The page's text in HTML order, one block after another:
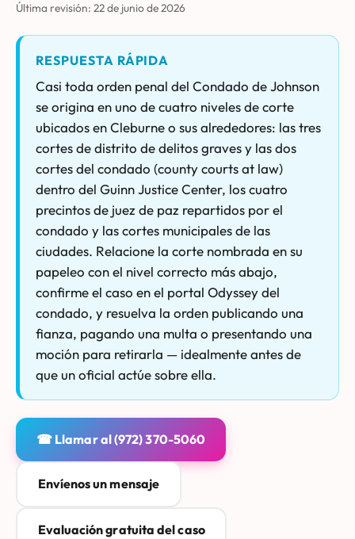
Última revisión: 22 de junio de 2026
RESPUESTA RÁPIDA
Casi toda orden penal del Condado de Johnson
se origina en uno de cuatro niveles de corte
ubicados en Cleburne o sus alrededores: las tres
cortes de distrito de delitos graves y las dos
cortes del condado (county courts at law)
dentro del Guinn Justice Center, los cuatro
precintos de juez de paz repartidos por el
condado y las cortes municipales de las
ciudades. Relacione la corte nombrada en su
papeleo con el nivel correcto más abajo,
confirme el caso en el portal Odyssey del
condado, y resuelva la orden publicando una
fianza, pagando una multa o presentando una
moción para retirarla — idealmente antes de
que un oficial actúe sobre ella.
☎ Llamar al (972) 370-5060
Envíenos un mensaje
Evaluación gratuita del caso